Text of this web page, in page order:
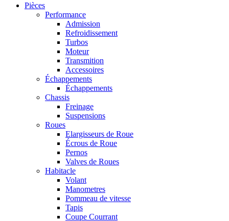
Pièces
Performance
Admission
Refroidissement
Turbos
Moteur
Transmition
Accessoires
Échappements
Échappements
Chassis
Freinage
Suspensions
Roues
Elargisseurs de Roue
Écrous de Roue
Pernos
Valves de Roues
Habitacle
Volant
Manometres
Pommeau de vitesse
Tapis
Coupe Courrant